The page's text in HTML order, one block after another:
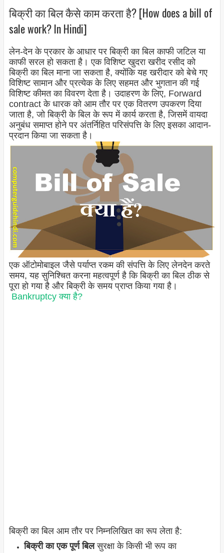
बिक्री का बिल कैसे काम करता है? [How does a bill of
sale work? In Hindi]
लेन-देन के प्रकार के आधार पर बिक्री का बिल काफी जटिल या
काफी सरल हो सकता है। एक विशिष्ट खुदरा खरीद रसीद को
बिक्री का बिल माना जा सकता है, क्योंकि यह खरीदार को बेचे गए
विशिष्ट सामान और प्रत्येक के लिए सहमत और भुगतान की गई
विशिष्ट कीमत का विवरण देता है। उदाहरण के लिए, Forward
contract के धारक को आम तौर पर एक वितरण उपकरण दिया
जाता है, जो बिक्री के बिल के रूप में कार्य करता है, जिसमें वायदा
अनुबंध समाप्त होने पर अंतर्निहित परिसंपत्ति के लिए इसका आदान-
प्रदान किया जा सकता है।
एक ऑटोमोबाइल जैसे पर्याप्त रकम की संपत्ति के लिए लेनदेन करते
समय, यह सुनिश्चित करना महत्वपूर्ण है कि बिक्री का बिल ठीक से
पूरा हो गया है और बिक्री के समय प्राप्त किया गया है।
Bankruptcy क्या है?
बिक्री का बिल आम तौर पर निम्नलिखित का रूप लेता है:
बिक्री का एक पूर्ण बिलसुरक्षा के किसी भी रूप का